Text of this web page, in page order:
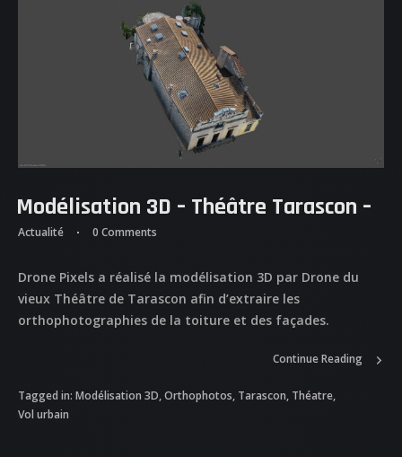
ACCUEIL
PRESTATIONS
Modélisation 3D – Théâtre Tarascon –
Actualité 0 Comments
Drone Pixels a réalisé la modélisation 3D par Drone du
vieux Théâtre de Tarascon afin d’extraire les
orthophotographies de la toiture et des façades.
Tagged in: Modélisation 3D,Orthophotos, Tarascon, Théatre,
Vol urbain
Continue Reading